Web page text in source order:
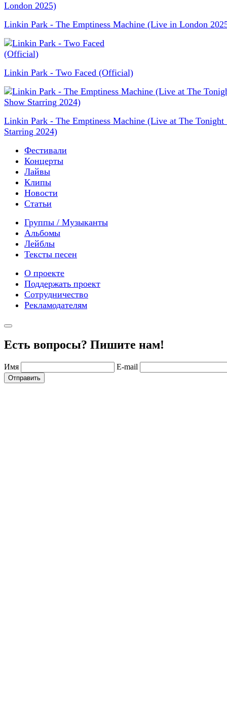
Linkin Park - The Emptiness Machine (Live in London
Linkin Park - Two Faced (Official)
Linkin Park - The Emptiness Machine (Live at The Tonight
Starring 2024)
Фестивали
Концерты
Лайвы
Клипы
Новости
Статьи
Группы / Музыканты
Альбомы
Лейблы
Тексты песен
О проекте
Поддержать проект
Сотрудничество
Рекламодателям
Есть вопросы? Пишите нам!
Имя E-mail